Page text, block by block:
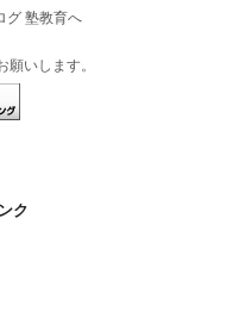
いします。
ク